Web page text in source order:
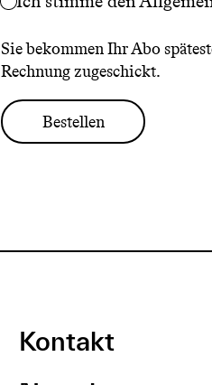
Sie bekommen Ihr Abo
Rechnung zugeschickt.
Kontakt